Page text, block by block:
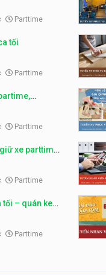
Parttime
tối
Parttime
Parttime
xe parttime
Parttime
tối – quán kem
Parttime